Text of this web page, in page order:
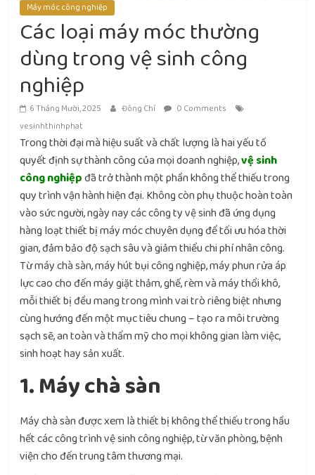
Máy móc công nghiệp
Các loại máy móc thường
dùng trong vệ sinh công
nghiệp
6 Tháng Mười, 2025 Đông Chí
0 Comments
vesinhthinhphat
Trong thời đại mà hiệu suất và chất lượng là hai yếu tố
quyết định sự thành công của mọi doanh nghiệp,vệ sinh
công nghiệpđã trở thành một phần không thể thiếu trong
quy trình vận hành hiện đại. Không còn phụ thuộc hoàn toàn
vào sức người, ngày nay các công ty vệ sinh đã ứng dụng
hàng loạt thiết bị máy móc chuyên dụng để tối ưu hóa thời
gian, đảm bảo độ sạch sâu và giảm thiểu chi phí nhân công.
Từ máy chà sàn, máy hút bụi công nghiệp, máy phun rửa áp
lực cao cho đến máy giặt thảm, ghế, rèm và máy thổi khô,
mỗi thiết bị đều mang trong mình vai trò riêng biệt nhưng
cùng hướng đến một mục tiêu chung – tạo ra môi trường
sạch sẽ, an toàn và thẩm mỹ cho mọi không gian làm việc,
sinh hoạt hay sản xuất.
1. Máy chà sàn
Máy chà sàn được xem là thiết bị không thể thiếu trong hầu
hết các công trình vệ sinh công nghiệp, từ văn phòng, bệnh
viện cho đến trung tâm thương mại.